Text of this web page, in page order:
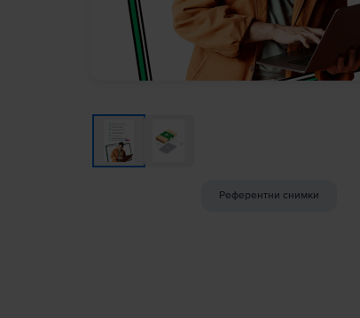
Референтни снимки